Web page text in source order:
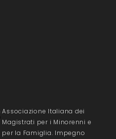
Associazione Italiana dei
Magistrati per i Minorenni e
per la Famiglia. Impegno